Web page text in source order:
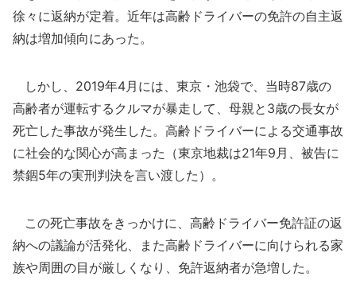
徐々に返納が定着。近年は高齢ドライバーの免許の自主返
納は増加傾向にあった。
しかし、2019年4月には、東京・池袋で、当時87歳の
高齢者が運転するクルマが暴走して、母親と3歳の長女が
死亡した事故が発生した。高齢ドライバーによる交通事故
に社会的な関心が高まった（東京地裁は21年9月、被告に
禁錮5年の実刑判決を言い渡した）。
この死亡事故をきっかけに、高齢ドライバー免許証の返
納への議論が活発化、また高齢ドライバーに向けられる家
族や周囲の目が厳しくなり、免許返納者が急増した。